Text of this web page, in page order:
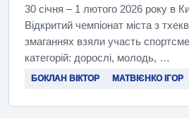
30 січня – 1 лютого 2026 року в
Відкритий чемпіонат міста з
змаганнях взяли участь
категорій: дорослі, молодь, …
БОКЛАН ВІКТОР МАТВІЄНКО ІГОР